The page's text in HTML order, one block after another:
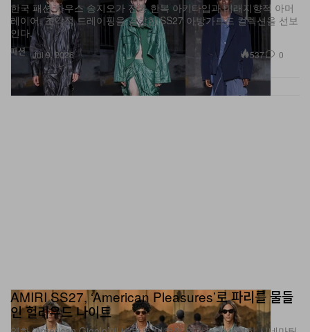
패션
한국 패션 하우스 송지오가 전통 한복 아키타입과 미래지향적 아머
레이어, 조각적 드레이핑을 결합한 SS27 아방가르드 컬렉션을 선보
인다.
Jul 9, 2026 537 0
AMIRI SS27, ‘American Pleasures’로 파리를 물들
인 헐리우드 나이트